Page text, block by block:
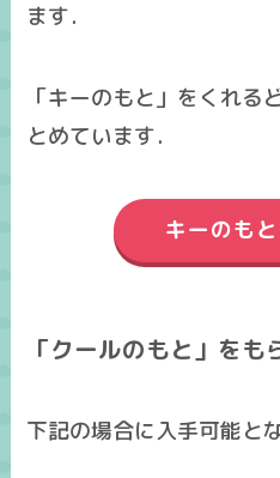
ます．
「キーのもと」をくれる
とめています．
キーのも
「クールのもと」をも
下記の場合に入手可能と